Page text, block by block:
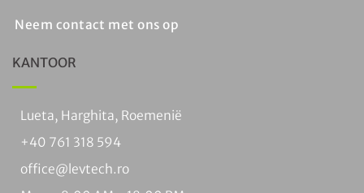
Neem contact met ons op
KANTOOR
Lueta, Harghita, Roemenië
+40 761 318 594
office@levtech.ro